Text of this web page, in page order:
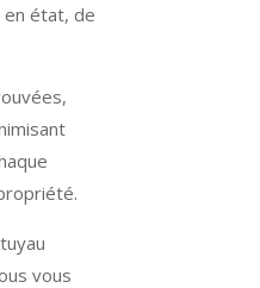
état, de
vous